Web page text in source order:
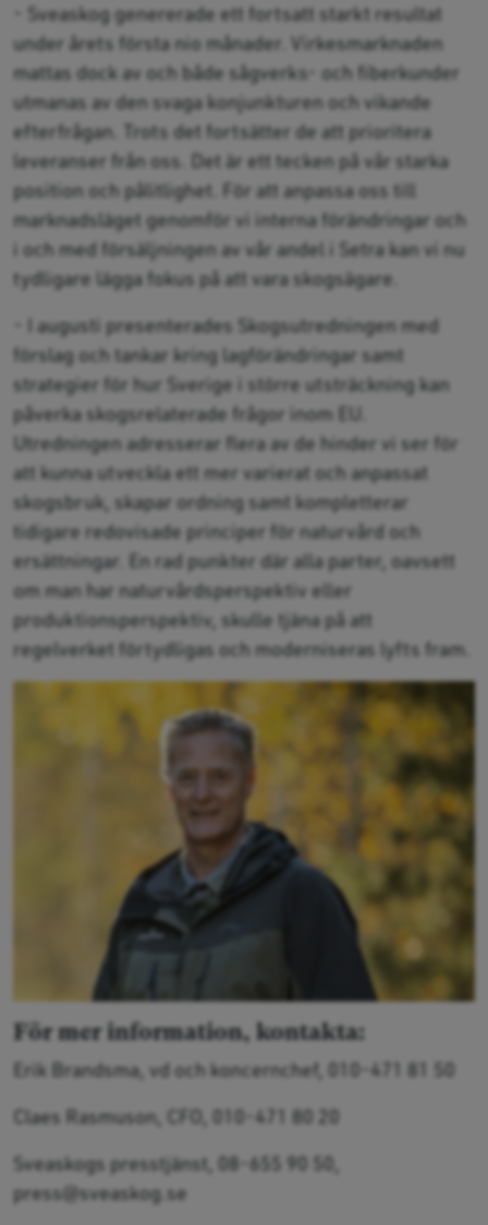
- Sveaskog genererade ett fortsatt starkt resultat
under årets första nio månader. Virkesmarknaden
mattas dock av och både sågverks- och fiberkunder
utmanas av den svaga konjunkturen och vikande
efterfrågan. Trots det fortsätter de att prioritera
leveranser från oss. Det är ett tecken på vår starka
position och pålitlighet. För att anpassa oss till
marknadsläget genomför vi interna förändringar och
i och med försäljningen av vår andel i Setra kan vi nu
tydligare lägga fokus på att vara skogsägare.
- I augusti presenterades Skogsutredningen med
förslag och tankar kring lagförändringar samt
strategier för hur Sverige i större utsträckning kan
påverka skogsrelaterade frågor inom EU.
Utredningen adresserar flera av de hinder vi ser för
att kunna utveckla ett mer varierat och anpassat
skogsbruk, skapar ordning samt kompletterar
tidigare redovisade principer för naturvård och
ersättningar. En rad punkter där alla parter, oavsett
om man har naturvårdsperspektiv eller
produktionsperspektiv, skulle tjäna på att
regelverket förtydligas och moderniseras lyfts fram.
För mer information, kontakta:
Erik Brandsma, vd och koncernchef, 010-471 81 50
Claes Rasmuson, CFO, 010-471 80 20
Sveaskogs presstjänst, 08-655 90 50,
press@sveaskog.se